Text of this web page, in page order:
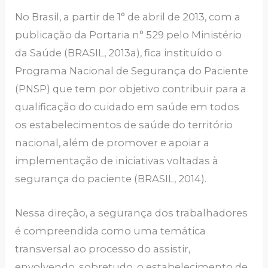
No Brasil, a partir de 1° de abril de 2013, com a
publicação da Portaria n° 529 pelo Ministério
da Saúde (BRASIL, 2013a), fica instituído o
Programa Nacional de Segurança do Paciente
(PNSP) que tem por objetivo contribuir para a
qualificação do cuidado em saúde em todos
os estabelecimentos de saúde do território
nacional, além de promover e apoiar a
implementação de iniciativas voltadas à
segurança do paciente (BRASIL, 2014).
Nessa direção, a segurança dos trabalhadores
é compreendida como uma temática
transversal ao processo do assistir,